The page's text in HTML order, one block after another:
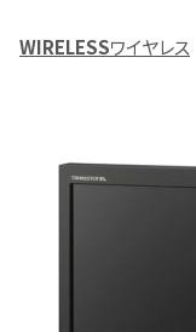
WIRELESSワイヤレス